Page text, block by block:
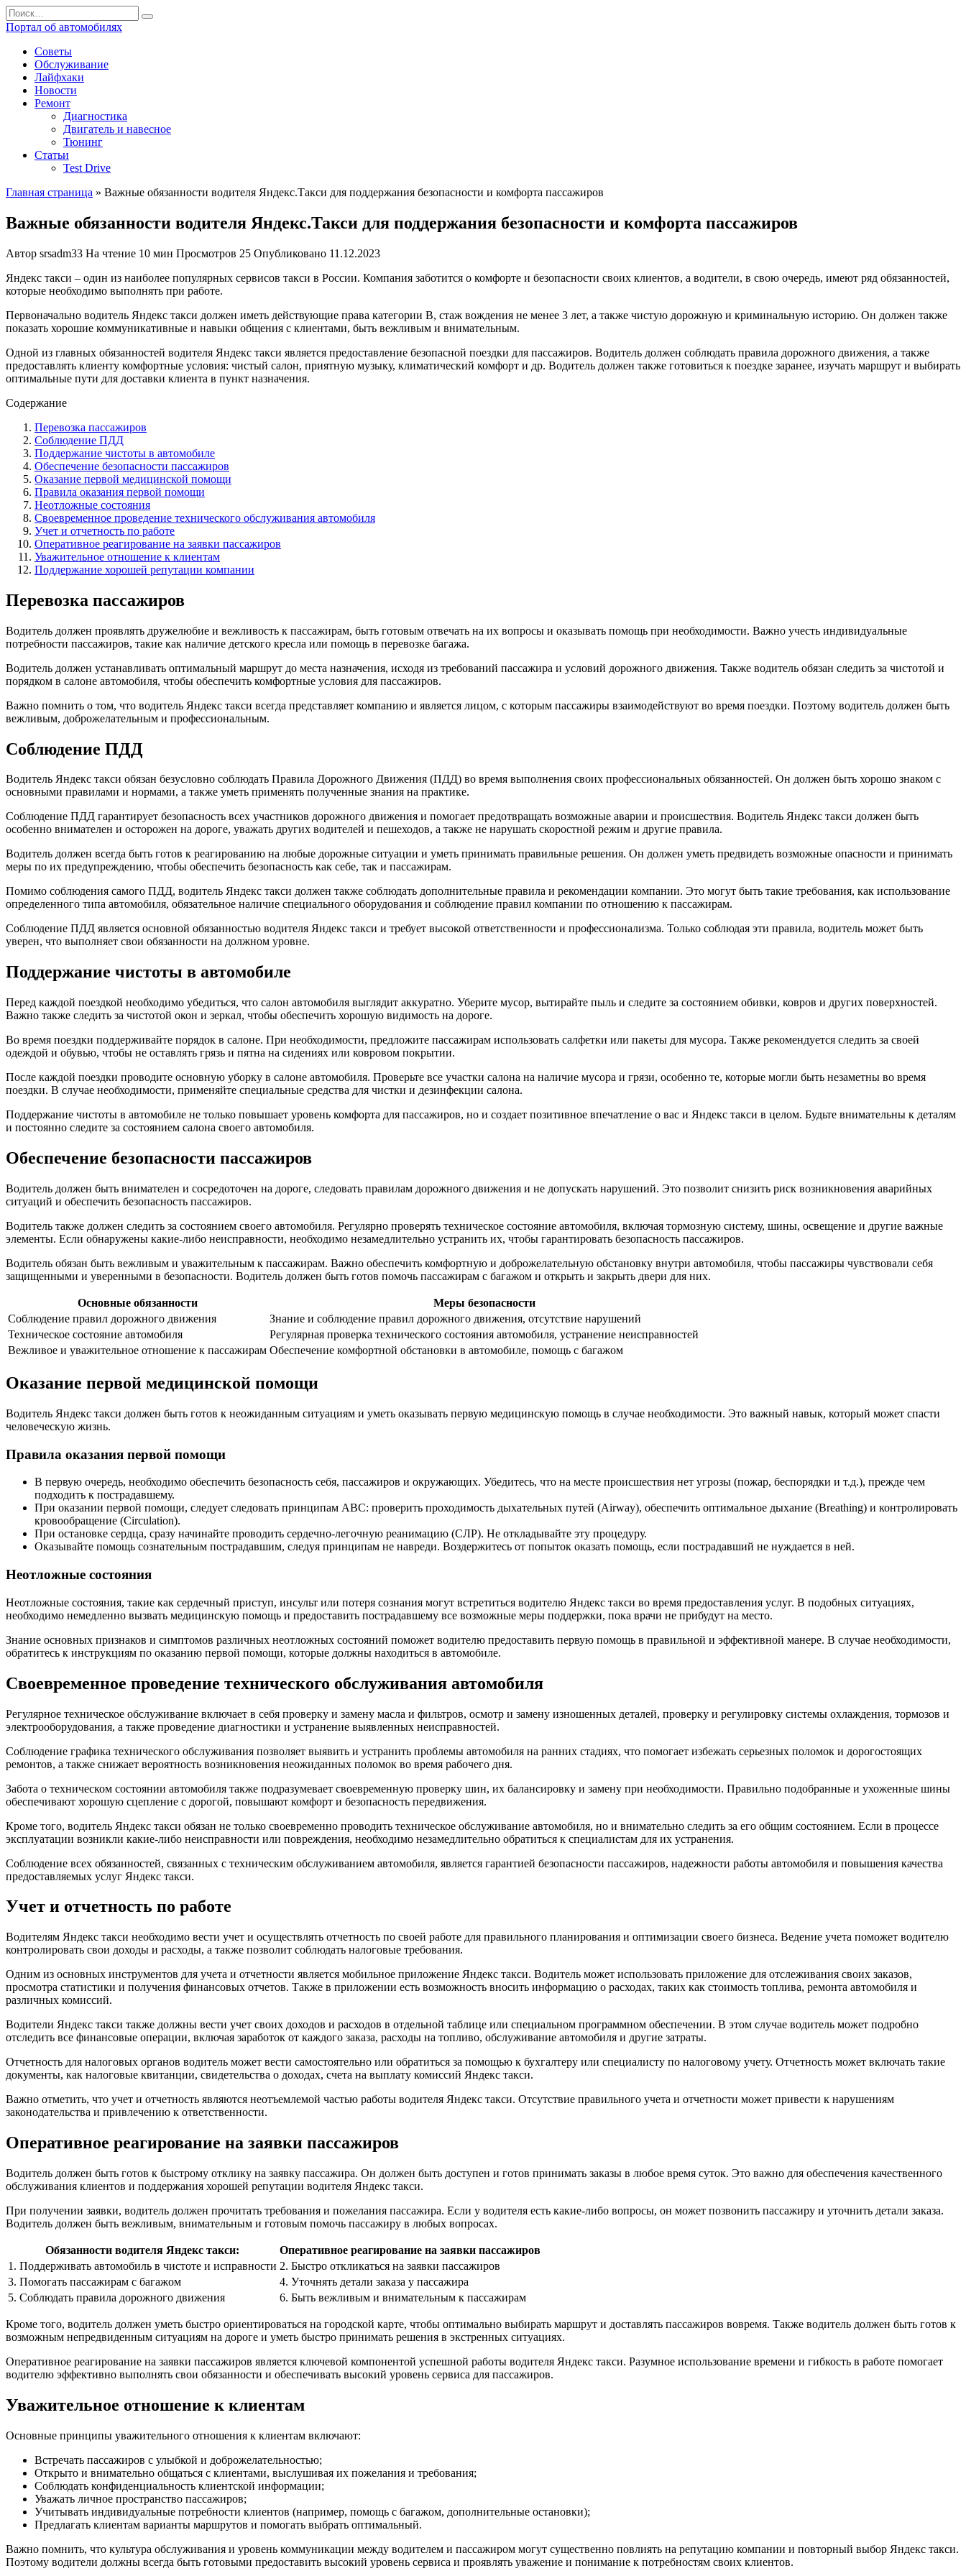
Перейти
к
содержанию
Search
for:
Портал об автомобилях
Советы
Обслуживание
Лайфхаки
Новости
Ремонт
Диагностика
Двигатель и навесное
Тюнинг
Статьи
Test Drive
Главная страница » Важные обязанности водителя Яндекс.Такси для поддержания безопасности и комфорта пассажиров
Важные обязанности водителя Яндекс.Такси для поддержания безопасности и комфорта пассажиров
Автор srsadm33 На чтение 10 мин Просмотров 25 Опубликовано 11.12.2023
Яндекс такси – один из наиболее популярных сервисов такси в России. Компания заботится о комфорте и безопасности своих клиентов, а водители, в свою очередь, имеют ряд обязанностей,
которые необходимо выполнять при работе.
Первоначально водитель Яндекс такси должен иметь действующие права категории B, стаж вождения не менее 3 лет, а также чистую дорожную и криминальную историю. Он должен также
показать хорошие коммуникативные и навыки общения с клиентами, быть вежливым и внимательным.
Одной из главных обязанностей водителя Яндекс такси является предоставление безопасной поездки для пассажиров. Водитель должен соблюдать правила дорожного движения, а также
предоставлять клиенту комфортные условия: чистый салон, приятную музыку, климатический комфорт и др. Водитель должен также готовиться к поездке заранее, изучать маршрут и выбирать
оптимальные пути для доставки клиента в пункт назначения.
Содержание
Перевозка пассажиров
Соблюдение ПДД
Поддержание чистоты в автомобиле
Обеспечение безопасности пассажиров
Оказание первой медицинской помощи
Правила оказания первой помощи
Неотложные состояния
Своевременное проведение технического обслуживания автомобиля
Учет и отчетность по работе
Оперативное реагирование на заявки пассажиров
Уважительное отношение к клиентам
Поддержание хорошей репутации компании
Перевозка пассажиров
Водитель должен проявлять дружелюбие и вежливость к пассажирам, быть готовым отвечать на их вопросы и оказывать помощь при необходимости. Важно учесть индивидуальные
потребности пассажиров, такие как наличие детского кресла или помощь в перевозке багажа.
Водитель должен устанавливать оптимальный маршрут до места назначения, исходя из требований пассажира и условий дорожного движения. Также водитель обязан следить за чистотой и
порядком в салоне автомобиля, чтобы обеспечить комфортные условия для пассажиров.
Важно помнить о том, что водитель Яндекс такси всегда представляет компанию и является лицом, с которым пассажиры взаимодействуют во время поездки. Поэтому водитель должен быть
вежливым, доброжелательным и профессиональным.
Соблюдение ПДД
Водитель Яндекс такси обязан безусловно соблюдать Правила Дорожного Движения (ПДД) во время выполнения своих профессиональных обязанностей. Он должен быть хорошо знаком с
основными правилами и нормами, а также уметь применять полученные знания на практике.
Соблюдение ПДД гарантирует безопасность всех участников дорожного движения и помогает предотвращать возможные аварии и происшествия. Водитель Яндекс такси должен быть
особенно внимателен и осторожен на дороге, уважать других водителей и пешеходов, а также не нарушать скоростной режим и другие правила.
Водитель должен всегда быть готов к реагированию на любые дорожные ситуации и уметь принимать правильные решения. Он должен уметь предвидеть возможные опасности и принимать
меры по их предупреждению, чтобы обеспечить безопасность как себе, так и пассажирам.
Помимо соблюдения самого ПДД, водитель Яндекс такси должен также соблюдать дополнительные правила и рекомендации компании. Это могут быть такие требования, как использование
определенного типа автомобиля, обязательное наличие специального оборудования и соблюдение правил компании по отношению к пассажирам.
Соблюдение ПДД является основной обязанностью водителя Яндекс такси и требует высокой ответственности и профессионализма. Только соблюдая эти правила, водитель может быть
уверен, что выполняет свои обязанности на должном уровне.
Поддержание чистоты в автомобиле
Перед каждой поездкой необходимо убедиться, что салон автомобиля выглядит аккуратно. Уберите мусор, вытирайте пыль и следите за состоянием обивки, ковров и других поверхностей.
Важно также следить за чистотой окон и зеркал, чтобы обеспечить хорошую видимость на дороге.
Во время поездки поддерживайте порядок в салоне. При необходимости, предложите пассажирам использовать салфетки или пакеты для мусора. Также рекомендуется следить за своей
одеждой и обувью, чтобы не оставлять грязь и пятна на сидениях или ковровом покрытии.
После каждой поездки проводите основную уборку в салоне автомобиля. Проверьте все участки салона на наличие мусора и грязи, особенно те, которые могли быть незаметны во время
поездки. В случае необходимости, применяйте специальные средства для чистки и дезинфекции салона.
Поддержание чистоты в автомобиле не только повышает уровень комфорта для пассажиров, но и создает позитивное впечатление о вас и Яндекс такси в целом. Будьте внимательны к деталям
и постоянно следите за состоянием салона своего автомобиля.
Обеспечение безопасности пассажиров
Водитель должен быть внимателен и сосредоточен на дороге, следовать правилам дорожного движения и не допускать нарушений. Это позволит снизить риск возникновения аварийных
ситуаций и обеспечить безопасность пассажиров.
Водитель также должен следить за состоянием своего автомобиля. Регулярно проверять техническое состояние автомобиля, включая тормозную систему, шины, освещение и другие важные
элементы. Если обнаружены какие-либо неисправности, необходимо незамедлительно устранить их, чтобы гарантировать безопасность пассажиров.
Водитель обязан быть вежливым и уважительным к пассажирам. Важно обеспечить комфортную и доброжелательную обстановку внутри автомобиля, чтобы пассажиры чувствовали себя
защищенными и уверенными в безопасности. Водитель должен быть готов помочь пассажирам с багажом и открыть и закрыть двери для них.
Основные обязанности
Меры безопасности
Соблюдение правил дорожного движения
Знание и соблюдение правил дорожного движения, отсутствие нарушений
Техническое состояние автомобиля
Регулярная проверка технического состояния автомобиля, устранение неисправностей
Вежливое и уважительное отношение к пассажирам Обеспечение комфортной обстановки в автомобиле, помощь с багажом
Оказание первой медицинской помощи
Водитель Яндекс такси должен быть готов к неожиданным ситуациям и уметь оказывать первую медицинскую помощь в случае необходимости. Это важный навык, который может спасти
человеческую жизнь.
Правила оказания первой помощи
В первую очередь, необходимо обеспечить безопасность себя, пассажиров и окружающих. Убедитесь, что на месте происшествия нет угрозы (пожар, беспорядки и т.д.), прежде чем
подходить к пострадавшему.
При оказании первой помощи, следует следовать принципам ABC: проверить проходимость дыхательных путей (Airway), обеспечить оптимальное дыхание (Breathing) и контролировать
кровообращение (Circulation).
При остановке сердца, сразу начинайте проводить сердечно-легочную реанимацию (СЛР). Не откладывайте эту процедуру.
Оказывайте помощь сознательным пострадавшим, следуя принципам не навреди. Воздержитесь от попыток оказать помощь, если пострадавший не нуждается в ней.
Неотложные состояния
Неотложные состояния, такие как сердечный приступ, инсульт или потеря сознания могут встретиться водителю Яндекс такси во время предоставления услуг. В подобных ситуациях,
необходимо немедленно вызвать медицинскую помощь и предоставить пострадавшему все возможные меры поддержки, пока врачи не прибудут на место.
Знание основных признаков и симптомов различных неотложных состояний поможет водителю предоставить первую помощь в правильной и эффективной манере. В случае необходимости,
обратитесь к инструкциям по оказанию первой помощи, которые должны находиться в автомобиле.
Своевременное проведение технического обслуживания автомобиля
Регулярное техническое обслуживание включает в себя проверку и замену масла и фильтров, осмотр и замену изношенных деталей, проверку и регулировку системы охлаждения, тормозов и
электрооборудования, а также проведение диагностики и устранение выявленных неисправностей.
Соблюдение графика технического обслуживания позволяет выявить и устранить проблемы автомобиля на ранних стадиях, что помогает избежать серьезных поломок и дорогостоящих
ремонтов, а также снижает вероятность возникновения неожиданных поломок во время рабочего дня.
Забота о техническом состоянии автомобиля также подразумевает своевременную проверку шин, их балансировку и замену при необходимости. Правильно подобранные и ухоженные шины
обеспечивают хорошую сцепление с дорогой, повышают комфорт и безопасность передвижения.
Кроме того, водитель Яндекс такси обязан не только своевременно проводить техническое обслуживание автомобиля, но и внимательно следить за его общим состоянием. Если в процессе
эксплуатации возникли какие-либо неисправности или повреждения, необходимо незамедлительно обратиться к специалистам для их устранения.
Соблюдение всех обязанностей, связанных с техническим обслуживанием автомобиля, является гарантией безопасности пассажиров, надежности работы автомобиля и повышения качества
предоставляемых услуг Яндекс такси.
Учет и отчетность по работе
Водителям Яндекс такси необходимо вести учет и осуществлять отчетность по своей работе для правильного планирования и оптимизации своего бизнеса. Ведение учета поможет водителю
контролировать свои доходы и расходы, а также позволит соблюдать налоговые требования.
Одним из основных инструментов для учета и отчетности является мобильное приложение Яндекс такси. Водитель может использовать приложение для отслеживания своих заказов,
просмотра статистики и получения финансовых отчетов. Также в приложении есть возможность вносить информацию о расходах, таких как стоимость топлива, ремонта автомобиля и
различных комиссий.
Водители Яндекс такси также должны вести учет своих доходов и расходов в отдельной таблице или специальном программном обеспечении. В этом случае водитель может подробно
отследить все финансовые операции, включая заработок от каждого заказа, расходы на топливо, обслуживание автомобиля и другие затраты.
Отчетность для налоговых органов водитель может вести самостоятельно или обратиться за помощью к бухгалтеру или специалисту по налоговому учету. Отчетность может включать такие
документы, как налоговые квитанции, свидетельства о доходах, счета на выплату комиссий Яндекс такси.
Важно отметить, что учет и отчетность являются неотъемлемой частью работы водителя Яндекс такси. Отсутствие правильного учета и отчетности может привести к нарушениям
законодательства и привлечению к ответственности.
Оперативное реагирование на заявки пассажиров
Водитель должен быть готов к быстрому отклику на заявку пассажира. Он должен быть доступен и готов принимать заказы в любое время суток. Это важно для обеспечения качественного
обслуживания клиентов и поддержания хорошей репутации водителя Яндекс такси.
При получении заявки, водитель должен прочитать требования и пожелания пассажира. Если у водителя есть какие-либо вопросы, он может позвонить пассажиру и уточнить детали заказа.
Водитель должен быть вежливым, внимательным и готовым помочь пассажиру в любых вопросах.
Обязанности водителя Яндекс такси:
Оперативное реагирование на заявки пассажиров
1. Поддерживать автомобиль в чистоте и исправности 2. Быстро откликаться на заявки пассажиров
3. Помогать пассажирам с багажом
4. Уточнять детали заказа у пассажира
5. Соблюдать правила дорожного движения
6. Быть вежливым и внимательным к пассажирам
Кроме того, водитель должен уметь быстро ориентироваться на городской карте, чтобы оптимально выбирать маршрут и доставлять пассажиров вовремя. Также водитель должен быть готов к
возможным непредвиденным ситуациям на дороге и уметь быстро принимать решения в экстренных ситуациях.
Оперативное реагирование на заявки пассажиров является ключевой компонентой успешной работы водителя Яндекс такси. Разумное использование времени и гибкость в работе помогает
водителю эффективно выполнять свои обязанности и обеспечивать высокий уровень сервиса для пассажиров.
Уважительное отношение к клиентам
Основные принципы уважительного отношения к клиентам включают:
Встречать пассажиров с улыбкой и доброжелательностью;
Открыто и внимательно общаться с клиентами, выслушивая их пожелания и требования;
Соблюдать конфиденциальность клиентской информации;
Уважать личное пространство пассажиров;
Учитывать индивидуальные потребности клиентов (например, помощь с багажом, дополнительные остановки);
Предлагать клиентам варианты маршрутов и помогать выбрать оптимальный.
Важно помнить, что культура обслуживания и уровень коммуникации между водителем и пассажиром могут существенно повлиять на репутацию компании и повторный выбор Яндекс такси.
Поэтому водители должны всегда быть готовыми предоставить высокий уровень сервиса и проявлять уважение и понимание к потребностям своих клиентов.